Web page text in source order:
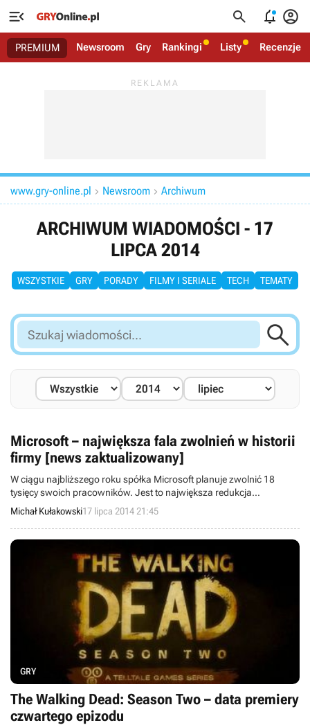
   
PREMIUM Newsroom Gry Rankingi Listy Recenzje
www.gry-online.pl  Newsroom  Archiwum
ARCHIWUM WIADOMOŚCI - 17
LIPCA 2014
WSZYSTKIE GRY PORADY FILMY I SERIALE TECH TEMATY
Szukaj
wiadomości...

Microsoft – największa fala zwolnień w historii
firmy [news zaktualizowany]
W ciągu najbliższego roku spółka Microsoft planuje zwolnić 18
tysięcy swoich pracowników. Jest to największa redukcja
zatrudnienia w kilkudziesięcioletniej historii firmy, która powstała w
połowie lat 70. Działania dyrekcji najmocniej dotkną dywizję
urządzeń oraz usług, w której znajdują się piony odpowiedzialne,
między innymi, za smartfony, marketnig oraz konsolę Xbox.
Michał Kułakowski17 lipca 2014 21:45
GRY
The Walking Dead: Season Two – data premiery
czwartego epizodu